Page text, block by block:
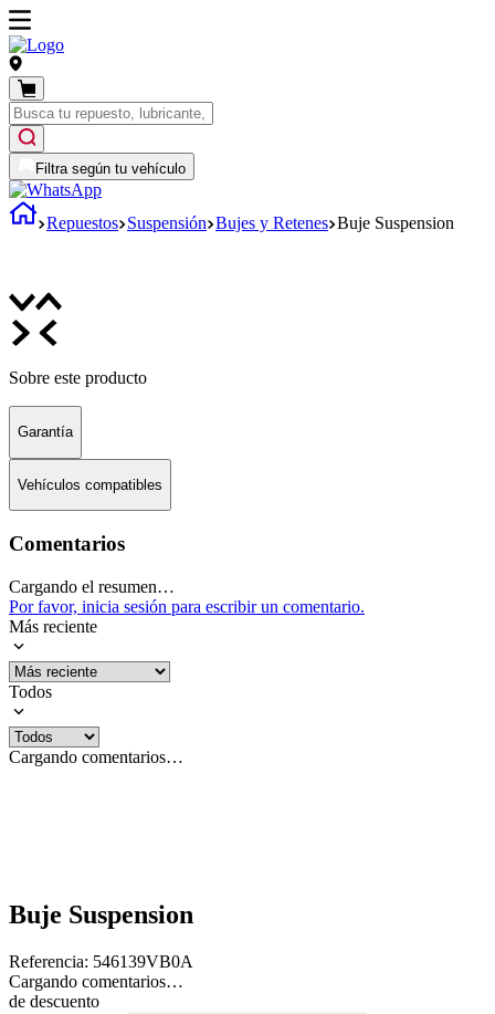
Filtra según tu vehículo
Repuestos Suspensión Bujes y Retenes Buje Suspension
Sobre este producto
Garantía
Vehículos compatibles
Comentarios
Cargando el resumen…
Por favor, inicia sesión para escribir un comentario.
Más reciente
Todos
Cargando comentarios…
Buje Suspension
Referencia: 546139VB0A
Cargando comentarios…
de descuento